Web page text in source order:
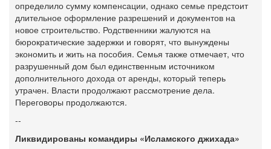
определило сумму компенсации, однако семье предстоит
длительное оформление разрешений и документов на
новое строительство. Родственники жалуются на
бюрократические задержки и говорят, что вынуждены
экономить и жить на пособия. Семья также отмечает, что
разрушенный дом был единственным источником
дополнительного дохода от аренды, который теперь
утрачен. Власти продолжают рассмотрение дела.
Переговоры продолжаются.
--
Ликвидированы командиры «Исламского джихада»